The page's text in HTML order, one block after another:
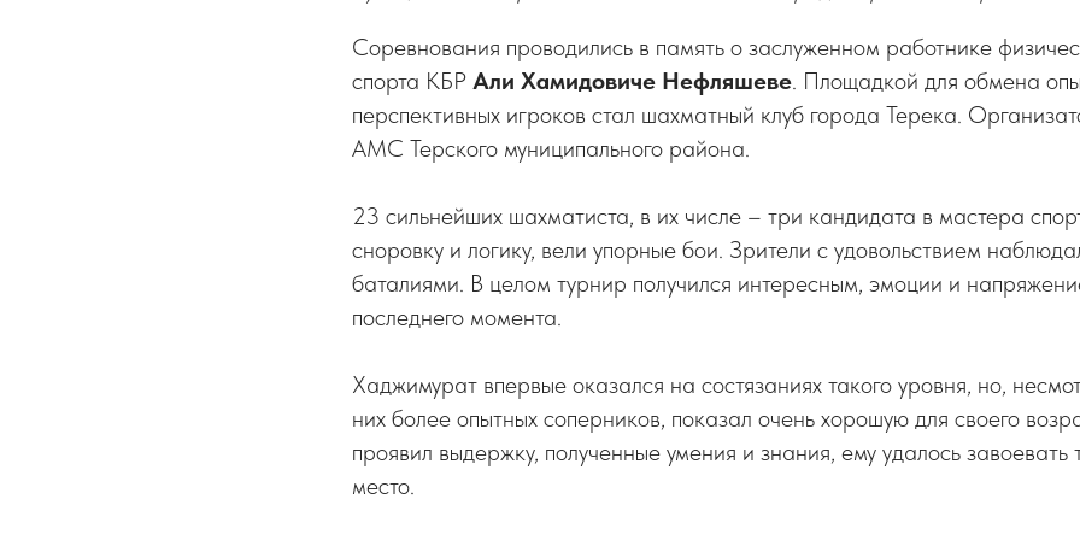
Соревнования проводились в память о заслуженном работнике
спорта КБР Али Хамидовиче Нефляшеве. Площадкой для обмена
перспективных игроков стал шахматный клуб города Терека.
АМС Терского муниципального района.
23 сильнейших шахматиста, в их числе – три кандидата в мастера
сноровку и логику, вели упорные бои. Зрители с удовольствием
баталиями. В целом турнир получился интересным, эмоции и
последнего момента.
Хаджимурат впервые оказался на состязаниях такого уровня, но,
них более опытных соперников, показал очень хорошую для своего
проявил выдержку, полученные умения и знания, ему удалось завоевать
место.